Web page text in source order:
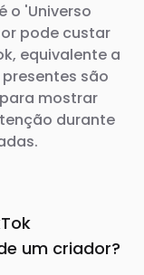
o 'Universo
pode custar
equivalente a
são
mostrar
durante
um criador?